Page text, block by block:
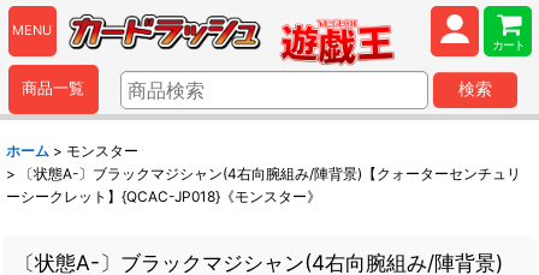
MENU
カート
商品一覧 検索
ホーム > モンスター
>
〔状態A-〕ブラックマジシャン(4右向腕組み/陣背景)【クォーターセンチュリ
ーシークレット】{QCAC-JP018}《モンスター》
〔状態A-〕ブラックマジシャン(4右向腕組み/陣背景)